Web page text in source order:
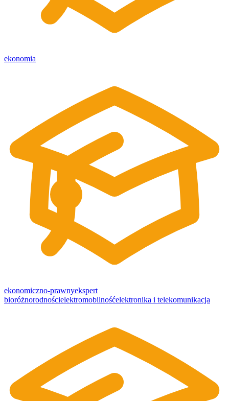
ekonomia
ekonomiczno-prawnyekspert
bioróżnorodnościelektromobilnośćelektronika i telekomunikacja